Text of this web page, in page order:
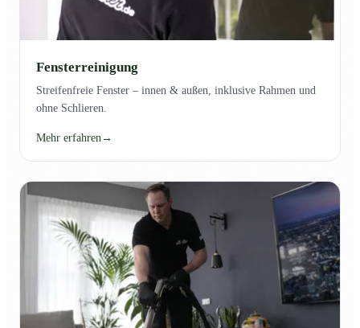
Fensterreinigung
Streifenfreie Fenster – innen & außen, inklusive Rahmen und
ohne Schlieren.
Mehr erfahren→